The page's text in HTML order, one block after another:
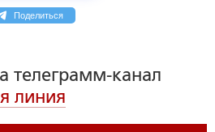
Поделиться
телеграмм-канал
линия